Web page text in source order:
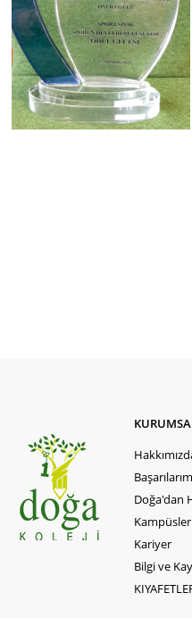
Doğa'dan
Kampüsler
Kariyer
Bilgi ve